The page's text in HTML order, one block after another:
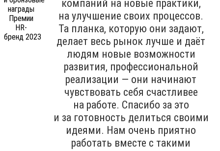
компаний на новые практики,
на улучшение своих процессов.
Та планка, которую они задают,
делает весь рынок лучше и даёт
людям новые возможности
развития, профессиональной
реализации — они начинают
чувствовать себя счастливее
на работе. Спасибо за это
и за готовность делиться своими
идеями. Нам очень приятно
работать вместе с такими